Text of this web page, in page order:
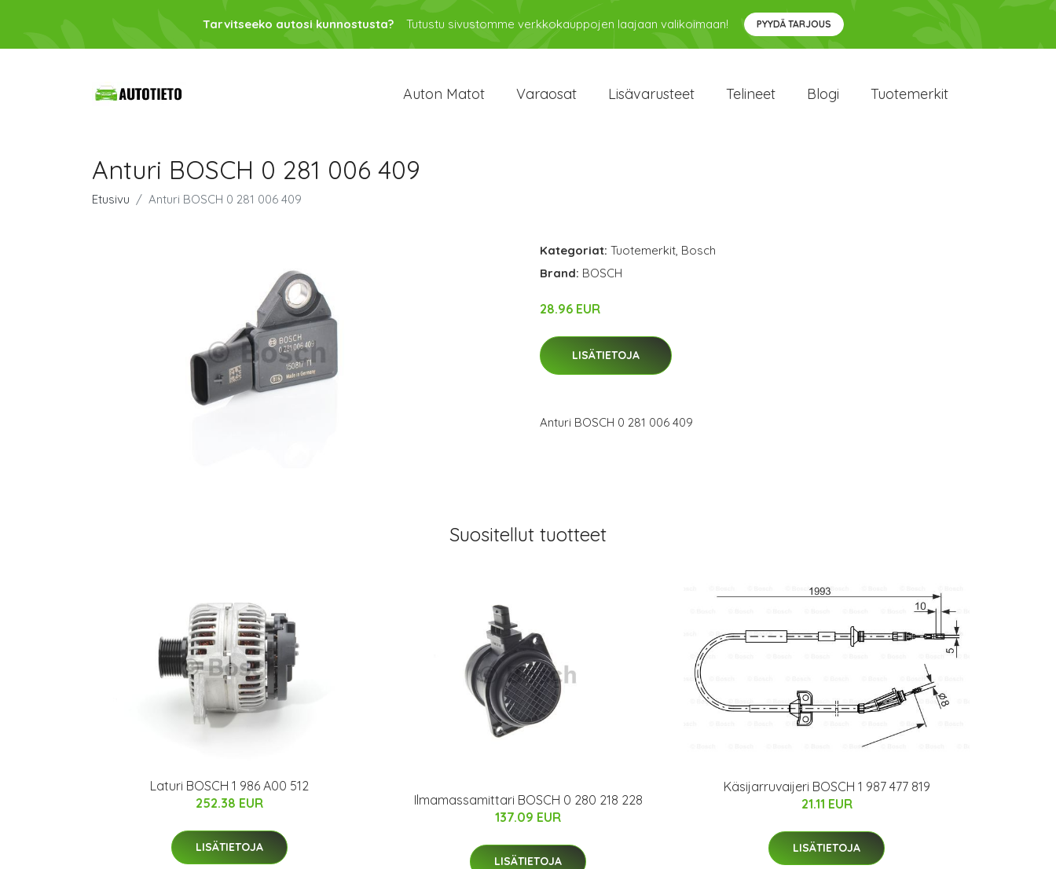
Tarvitseeko autosi kunnostusta? Tutustu sivustomme verkkokauppojen laajaan valikoimaan! PYYDÄ TARJOUS
Auton Matot Varaosat Lisävarusteet Telineet Blogi Tuotemerkit
Anturi BOSCH 0 281 006 409
Etusivu Anturi BOSCH 0 281 006 409
Kategoriat: Tuotemerkit, Bosch
Brand: BOSCH
28.96 EUR
LISÄTIETOJA
Anturi BOSCH 0 281 006 409
Suositellut tuotteet
Laturi BOSCH 1 986 A00 512
252.38 EUR
LISÄTIETOJA
Ilmamassamittari BOSCH 0 280 218 228
137.09 EUR
LISÄTIETOJA
Käsijarruvaijeri BOSCH 1 987 477 819
21.11 EUR
LISÄTIETOJA